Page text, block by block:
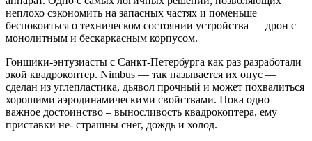
неплохо сэкономить на запасных частях и поменьше
беспокоиться о техническом состоянии устройства — дрон с
монолитным и бескаркасным корпусом.
Гонщики-энтузиасты с Санкт-Петербурга как раз разработали
экой квадрокоптер. Nimbus — так называется их опус —
сделан из углепластика, дьявол прочный и может похвалиться
хорошими аэродинамическими свойствами. Пока одно
важное достоинство – выносливость квадрокоптера, ему
приставки не- страшны снег, дождь и холод.